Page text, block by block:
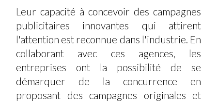
Leur capacité à concevoir des campagnes
publicitaires innovantes qui attirent
l'attention est reconnue dans l'industrie. En
collaborant avec ces agences, les
entreprises ont la possibilité de se
démarquer de la concurrence en
proposant des campagnes originales et